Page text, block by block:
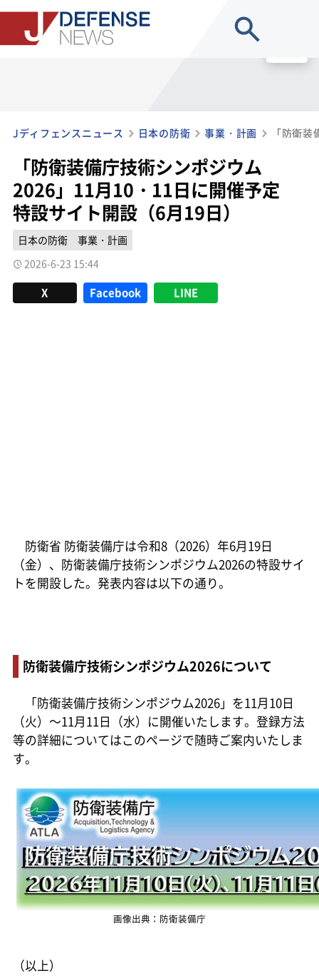
Jディフェンスニュース 日本の防衛 事業・計画
「防衛装備庁技術シンポジウム
2026」11月10・11日に開催予定
特設サイト開設（6月19日）
日本の防衛
事業・計画
2026-6-23 15:44
X Facebook LINE
防衛省 防衛装備庁は令和8（2026）年6月19日
（金）、防衛装備庁技術シンポジウム2026の特設サイ
トを開設した。発表内容は以下の通り。
防衛装備庁技術シンポジウム2026について
「防衛装備庁技術シンポジウム2026」を11月10日
（火）～11月11日（水）に開催いたします。登録方法
等の詳細についてはこのページで随時ご案内いたしま
す。
画像出典：防衛装備庁
（以上）